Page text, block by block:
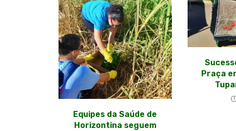
Equipes da Saúde de
Horizontina seguem
Praça